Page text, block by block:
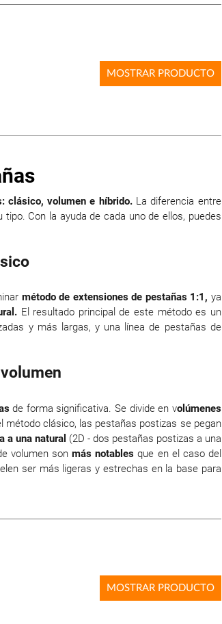
MOSTRAR PRODUCTO
clásico, volumen e híbrido.La diferencia entre
Con la ayuda de cada uno de ellos, puedes
método de extensiones de pestañas 1:1, ya
El resultado principal de este método es un
y más largas, y una línea de pestañas de
de forma significativa. Se divide en volúmenes
método clásico, las pestañas postizas se pegan
a una natural (2D - dos pestañas postizas a una
volumen sonmás notables que en el caso del
ser más ligeras y estrechas en la base para
MOSTRAR PRODUCTO